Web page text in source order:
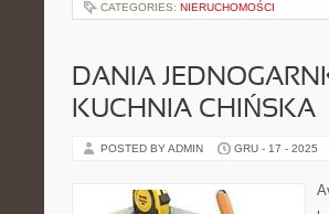
CATEGORIES: NIERUCHOMOŚCI
DANIA
KUCHNIA CHIŃSKA
POSTED BY ADMIN GRU - 17 - 2025